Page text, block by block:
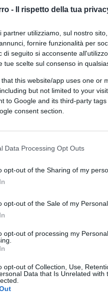
- Il rispetto della tua
partner utilizziamo, sul nostro
fornire funzionalità per
di seguito si acconsente
tue scelte sul consenso in
that this website/app uses one or
but not limited to your
to Google and its third-party
consent section.
Data Processing Opt Outs
opt-out of the Sharing of my
opt-out of the Sale of my Personal
opt-out of processing my
opt-out of Collection, Use,
Data that Is Unrelated with
di
sugli abbonati: